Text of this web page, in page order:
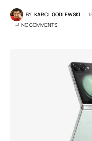
BY KAROL GODLEWSKI
NO COMMENTS